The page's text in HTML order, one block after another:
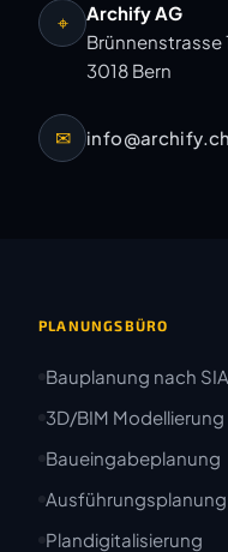
⌖
Archify AG
Brünnenstrasse
3018 Bern
✉ info@archify.ch
PLANUNGSBÜRO
Bauplanung nach SIA
3D/BIM Modellierung
Baueingabeplanung
Ausführungsplanung
Plandigitalisierung